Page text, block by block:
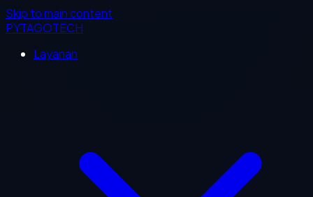
Skip to main content
PYTAGOTECH
Layanan